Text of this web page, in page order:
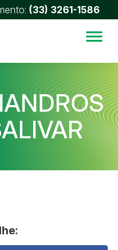
(33) 3261-1586